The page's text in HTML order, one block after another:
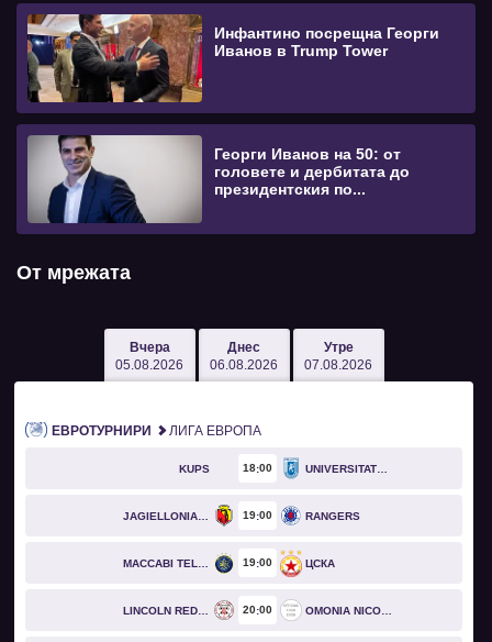
Инфантино посрещна Георги
Иванов в Trump Tower
Георги Иванов на 50: от
головете и дербитата до
президентския по...
От мрежата
Вчера
05.08.2026
Днес
06.08.2026
Утре
07.08.2026
ЕВРОТУРНИРИ ЛИГА ЕВРОПА
KUPS 18 00 UNIVERSITATEA CRAIOVA
JAGIELLONIA BIAŁYSTOK 19 00 RANGERS
MACCABI TEL AVIV 19 00 ЦСКА
LINCOLN RED IMPS 20 00 OMONIA NICOSIA